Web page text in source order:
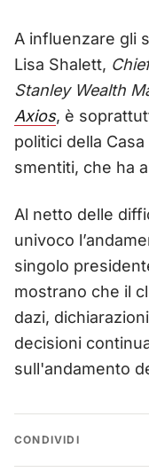
A influenzare gli
Lisa Shalett,
Stanley Wealth
Axios, è
politici della
smentiti, che ha
Al netto delle
univoco
singolo
mostrano che il
dazi,
decisioni
sull'andamento
CONDIVIDI